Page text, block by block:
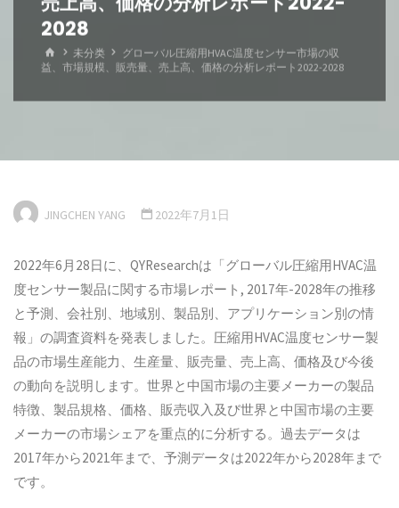
2028
ホ
ー
未分类
グローバル圧縮用HVAC温度センサー市場の収
益、市場規模、販売量、売上高、価格の分析レポート2022-2028
JINGCHEN YANG 2022年7月1日
2022年6月28日に、QYResearchは「グローバル圧縮用HVAC温
度センサー製品に関する市場レポート, 2017年-2028年の推移
と予測、会社別、地域別、製品別、アプリケーション別の情
報」の調査資料を発表しました。圧縮用HVAC温度センサー製
品の市場生産能力、生産量、販売量、売上高、価格及び今後
の動向を説明します。世界と中国市場の主要メーカーの製品
特徴、製品規格、価格、販売収入及び世界と中国市場の主要
メーカーの市場シェアを重点的に分析する。過去データは
2017年から2021年まで、予測データは2022年から2028年まで
です。